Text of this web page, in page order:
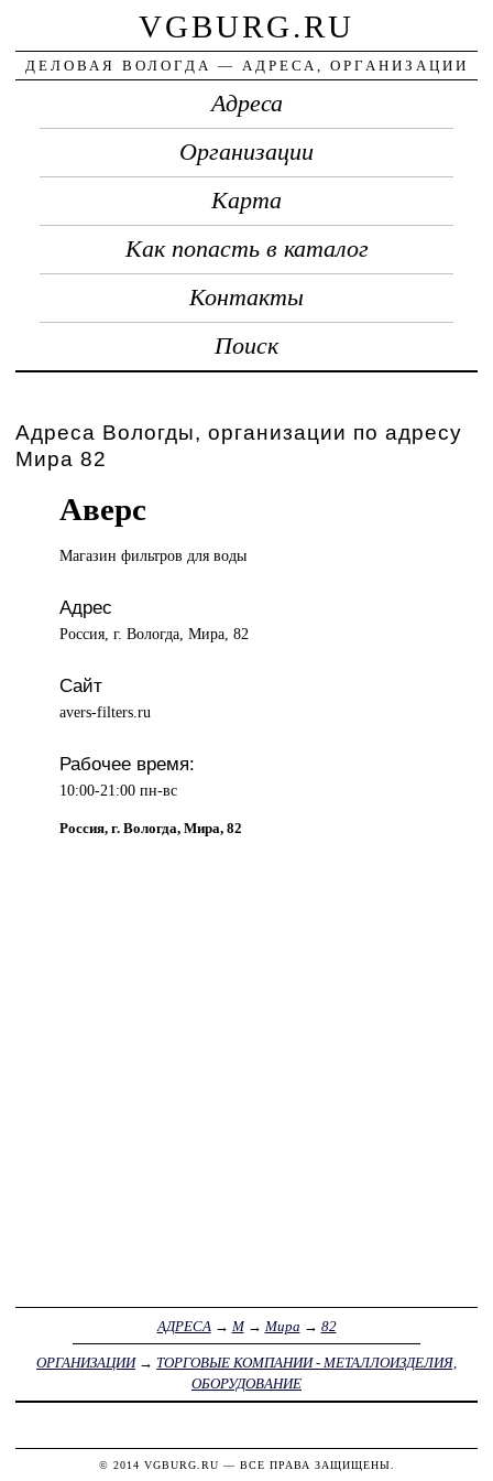
VGBURG.RU
ДЕЛОВАЯ ВОЛОГДА — АДРЕСА, ОРГАНИЗАЦИИ
Адреса
Организации
Карта
Как попасть в каталог
Контакты
Поиск
Адреса Вологды, организации по адресу
Мира 82
Аверс
Магазин фильтровдля воды
Адрес
Россия, г. Вологда, Мира, 82
Сайт
avers-filters.ru
Рабочее время:
10:00-21:00 пн-вс
Россия, г. Вологда, Мира, 82
АДРЕСА → М→ Мира → 82
ОРГАНИЗАЦИИ→ ТОРГОВЫЕ КОМПАНИИ - МЕТАЛЛОИЗДЕЛИЯ,
ОБОРУДОВАНИЕ
© 2014 VGBURG.RU — ВСЕ ПРАВА ЗАЩИЩЕНЫ.